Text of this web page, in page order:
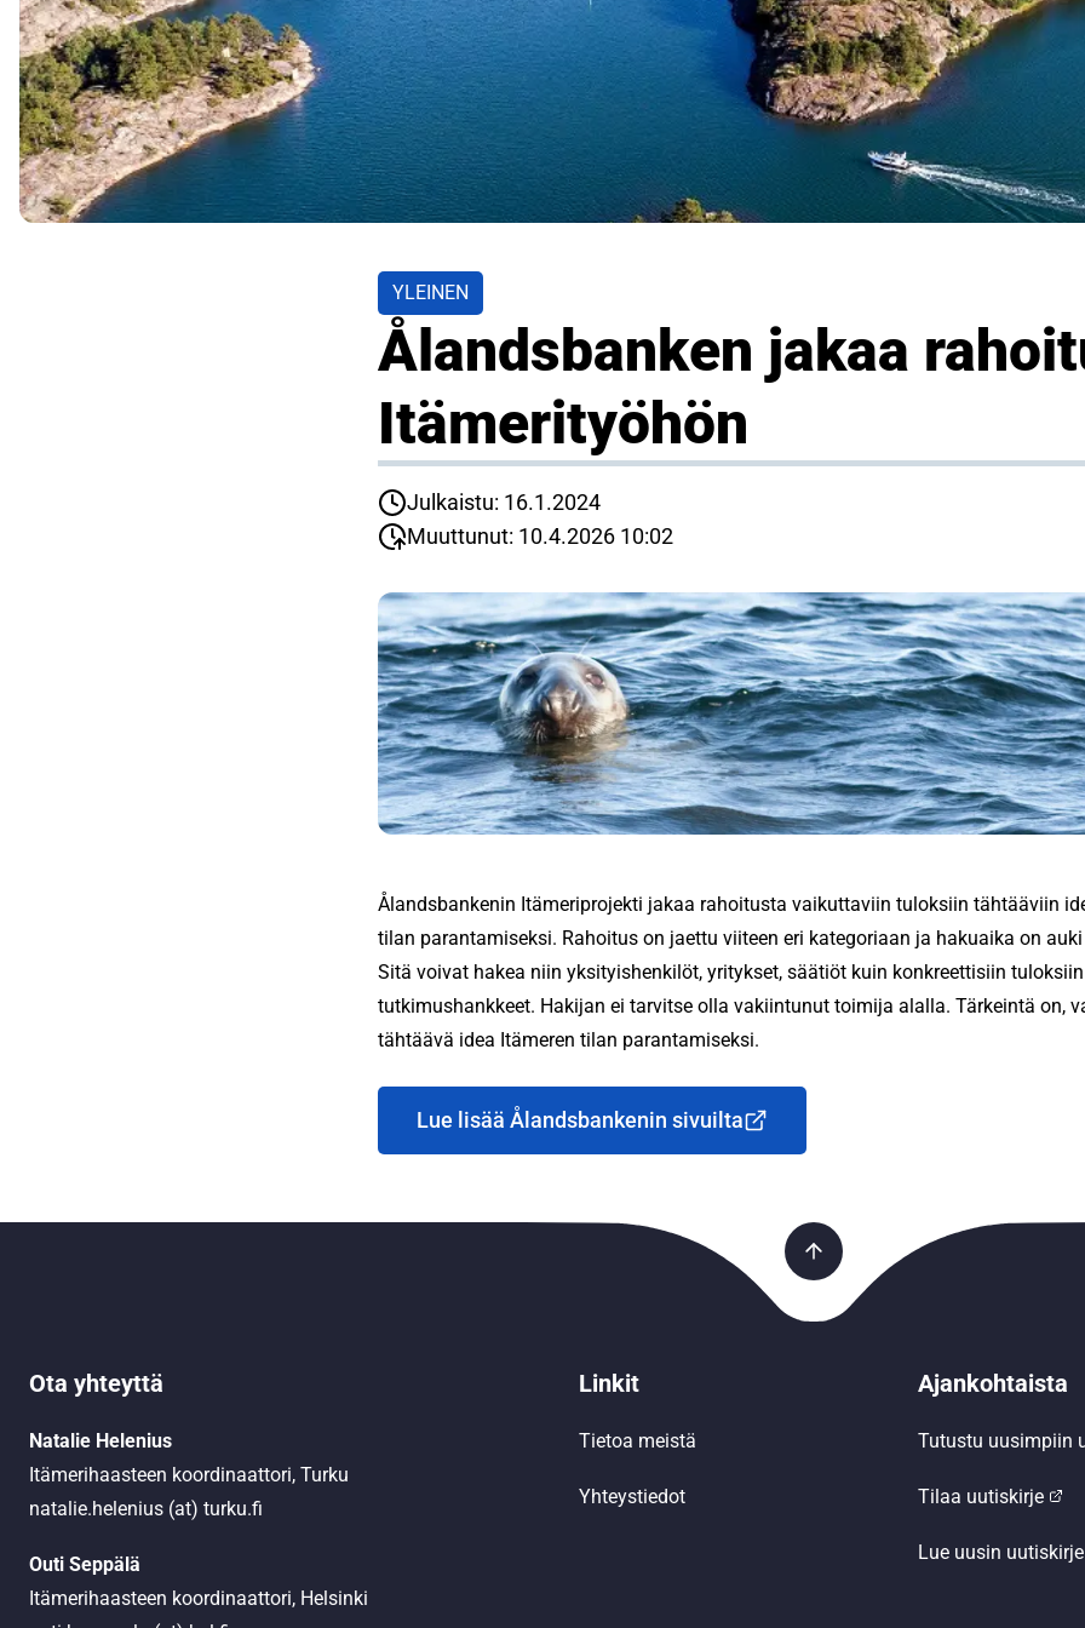
YLEINEN
Ålandsbanken jakaa
Itämerityöhön
Julkaistu: 16.1.2024
Muuttunut: 10.4.2026 10:02
Ålandsbankenin Itämeriprojekti jakaa rahoitusta vaikuttaviin tuloksiin tähtääviin
tilan parantamiseksi. Rahoitus on jaettu viiteen eri kategoriaan ja hakuaika on
Sitä voivat hakea niin yksityishenkilöt, yritykset, säätiöt kuin konkreettisiin
tutkimushankkeet. Hakijan ei tarvitse olla vakiintunut toimija alalla. Tärkeintä on,
tähtäävä idea Itämeren tilan parantamiseksi.
Lue lisää Ålandsbankenin sivuilta
Ota yhteyttä
Natalie Helenius
Itämerihaasteen koordinaattori, Turku
natalie.helenius (at) turku.fi
Outi Seppälä
Itämerihaasteen koordinaattori, Helsinki
Linkit
Tietoa meistä
Yhteystiedot
Ajankohtaista
Tutustu uusimpiin
Tilaa uutiskirje
Lue uusin uutiskirje